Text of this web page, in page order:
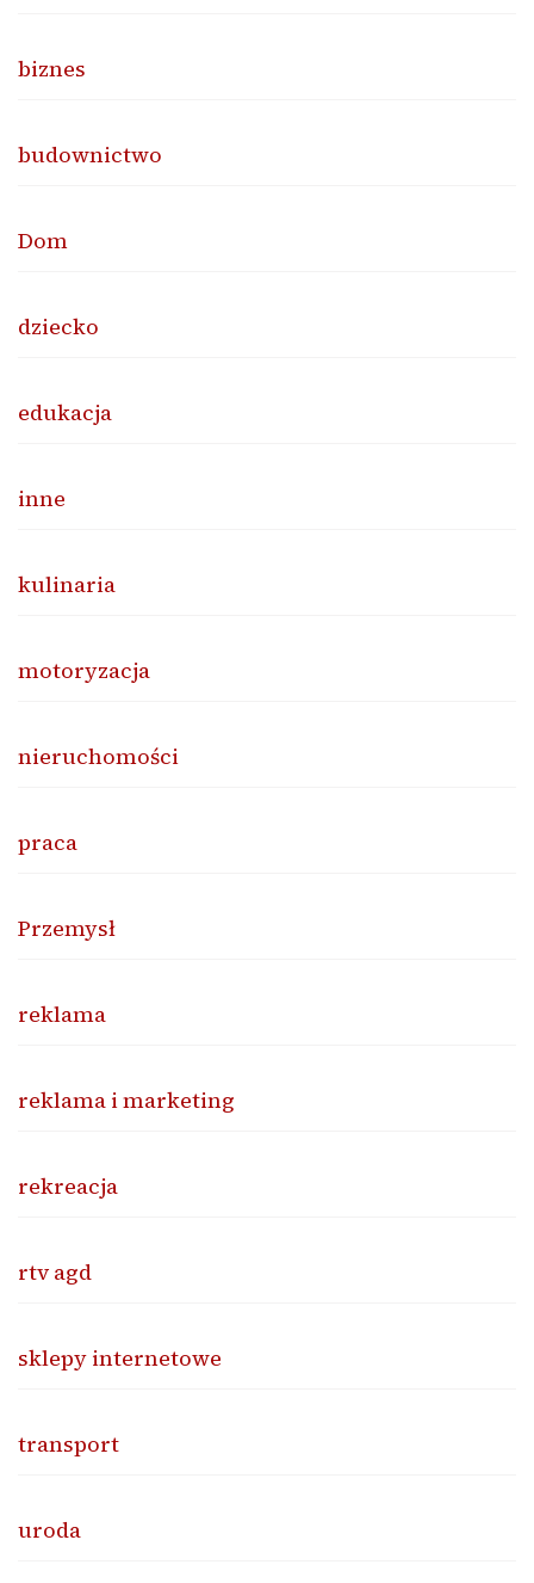
biznes
budownictwo
Dom
dziecko
edukacja
inne
kulinaria
motoryzacja
nieruchomości
praca
Przemysł
reklama
reklama i marketing
rekreacja
rtv agd
sklepy internetowe
transport
uroda